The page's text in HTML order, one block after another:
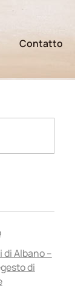
Contatto
di Albano –
di